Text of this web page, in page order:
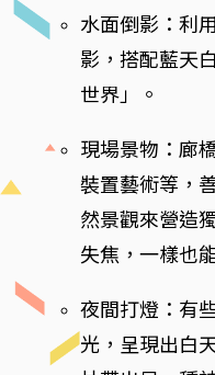
水面倒影：利
影，搭配藍天
世界」。
現場景物：廊
裝置藝術等，
然景觀來營造
失焦，一樣也
夜間打燈：有
光，呈現出白